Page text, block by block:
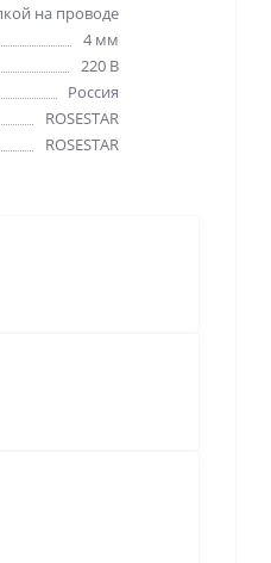
на проводе
4 мм
220 В
Россия
ROSESTAR
ROSESTAR